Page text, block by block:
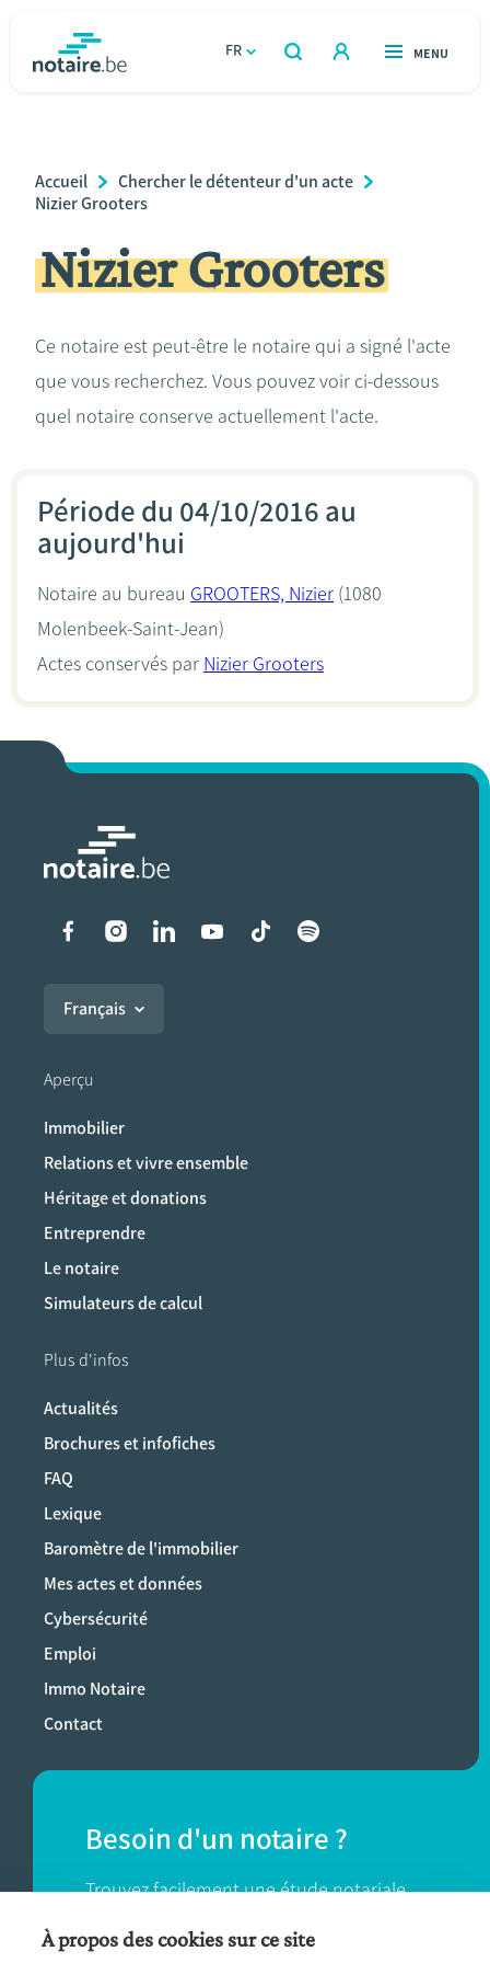
FR
OUVERT
RECHERCHER
OUVERT
MENU
Relations et vivre ensemble
Héritage et donations
Le notaire
Breadcrumb
Accueil
Chercher le détenteur d'un acte
Nizier Grooters
Nizier Grooters
Ce notaire est peut-être le notaire qui a signé l'acte
que vous recherchez. Vous pouvez voir ci-dessous
quel notaire conserve actuellement l'acte.
Période du 04/10/2016 au
aujourd'hui
Notaire au bureau GROOTERS, Nizier (1080
Molenbeek-Saint-Jean)
Actes conservés par Nizier Grooters
Liens vers les réseaux
Français
Aperçu
Immobilier
Relations et vivre ensemble
Héritage et donations
Entreprendre
Le notaire
Simulateurs de calcul
Plus d'infos
Actualités
Brochures et infofiches
FAQ
Lexique
Baromètre de l'immobilier
Mes actes et données
Cybersécurité
Emploi
Immo Notaire
Contact
Besoin d'un notaire ?
Trouvez facilement une étude notariale
près de chez vous.
À propos des cookies sur ce site